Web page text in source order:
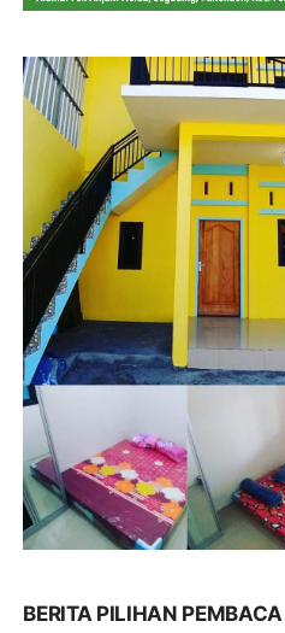
BERITA PILIHAN PEMBACA